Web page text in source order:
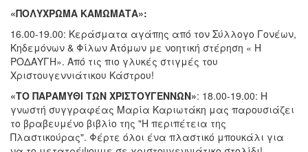
«ΠΟΛΥΧΡΩΜΑ ΚΑΜΩΜΑΤΑ»:
16.00-19.00: Κεράσματα αγάπης από τον Σύλλογο Γονέων,
Κηδεμόνων & Φίλων Ατόμων με νοητική στέρηση « Η
ΡΟΔΑΥΓΗ». Από τις πιο γλυκές στιγμές του
Χριστουγεννιάτικου Κάστρου!
«ΤΟ ΠΑΡΑΜΥΘΙ ΤΩΝ ΧΡΙΣΤΟΥΓΕΝΝΩΝ»: 18.00-19.00: Η
γνωστή συγγραφέας Μαρία Καριωτάκη μας παρουσιάζει
το βραβευμένο βιβλίο της "Η περιπέτεια της
Πλαστικούρας". Φέρτε όλοι ένα πλαστικό μπουκάλι για